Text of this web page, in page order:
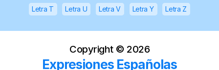
Letra T Letra U Letra V Letra Y Letra Z
Copyright © 2026
Expresiones Españolas